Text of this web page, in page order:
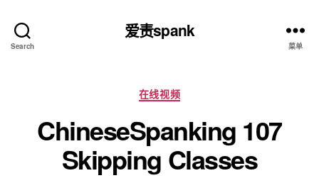
Search
爱责spank
菜单
分
类
在线视频
ChineseSpanking 107
Skipping Classes